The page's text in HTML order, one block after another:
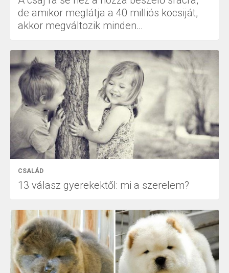
de amikor meglátja a 40 milliós kocsiját,
akkor megváltozik minden…
CSALÁD
13 válasz gyerekektől: mi a szerelem?